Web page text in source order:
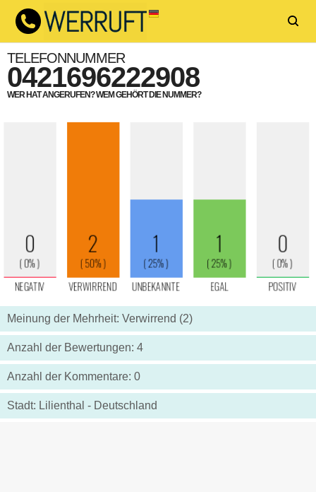
TELEFONNUMMER
0421696222908
WER HAT ANGERUFEN? WEM GEHÖRT DIE NUMMER?
Meinung der Mehrheit: Verwirrend (2)
Anzahl der Bewertungen: 4
Anzahl der Kommentare: 0
Stadt: Lilienthal - Deutschland